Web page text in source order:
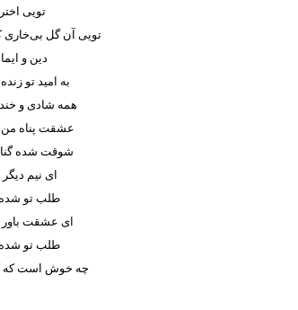
تویی
تویی آن گل بی‌خاری
دین و
به امید تو
همه شادی و
عشقت پناه
شوقت شده
ای نیم
طلب تو
ای عشقت
طلب تو
چه خوش است که